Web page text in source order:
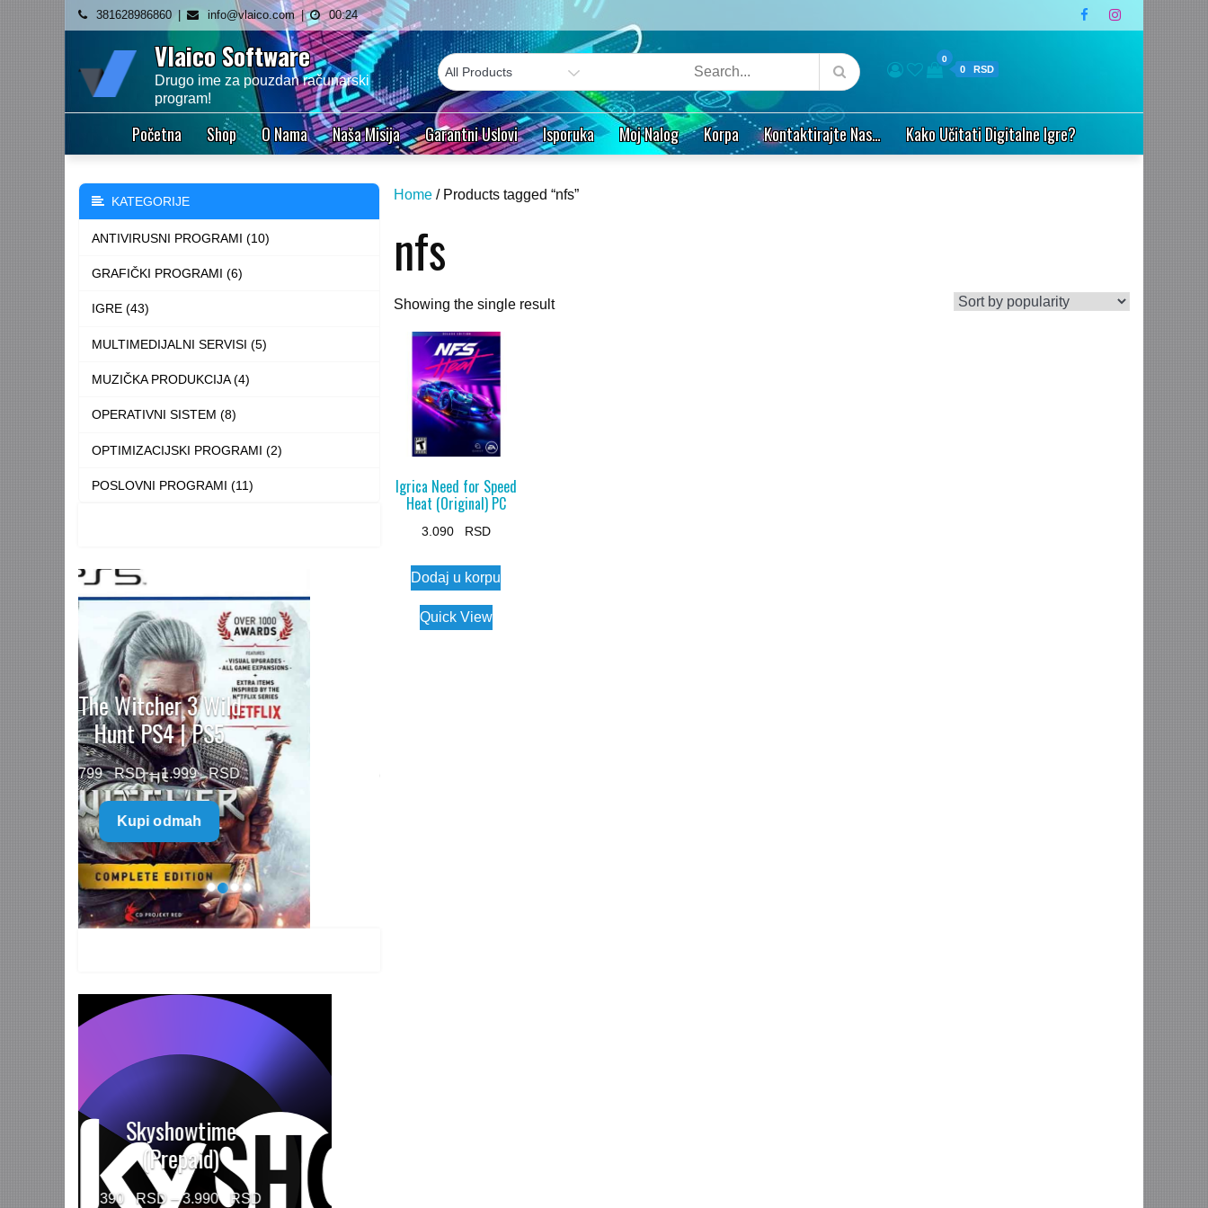
Skip
content
381628986860 info@vlaico.com 00:24
Vlaico Software
Drugo ime za pouzdan računarski
program!
0
0
Početna Shop O Nama Naša Misija Garantni Uslovi Isporuka Moj Nalog Korpa Kontaktirajte Nas… Kako Učitati Digitalne Igre?
Home / Products tagged “nfs”
nfs
Showing the single result
Igrica Need for Speed
Heat (Original) PC
3.090
Dodaj u korpu
Quick View
KATEGORIJE
ANTIVIRUSNI PROGRAMI (10)
GRAFIČKI PROGRAMI (6)
IGRE (43)
MULTIMEDIJALNI SERVISI (5)
MUZIČKA PRODUKCIJA (4)
OPERATIVNI SISTEM (8)
OPTIMIZACIJSKI PROGRAMI (2)
POSLOVNI PROGRAMI (11)
Need for Speed™
Unbound PS5
499 – 1.499
Kupi odmah
HBO MAX Premium
(Prepaid)
790 – 5.960 Price